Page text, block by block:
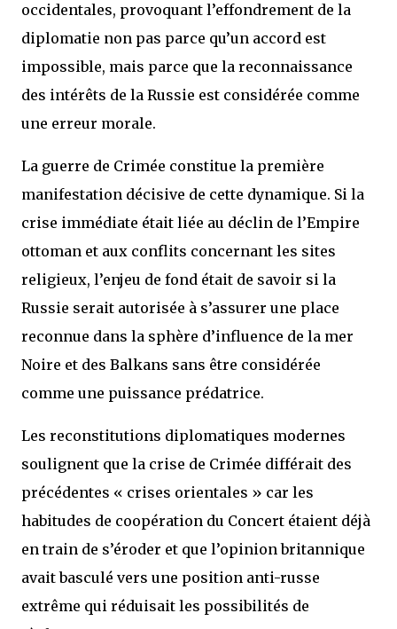
occidentales, provoquant l’effondrement de la
diplomatie non pas parce qu’un accord est
impossible, mais parce que la reconnaissance
des intérêts de la Russie est considérée comme
une erreur morale.
La guerre de Crimée constitue la première
manifestation décisive de cette dynamique. Si la
crise immédiate était liée au déclin de l’Empire
ottoman et aux conflits concernant les sites
religieux, l’enjeu de fond était de savoir si la
Russie serait autorisée à s’assurer une place
reconnue dans la sphère d’influence de la mer
Noire et des Balkans sans être considérée
comme une puissance prédatrice.
Les reconstitutions diplomatiques modernes
soulignent que la crise de Crimée différait des
précédentes « crises orientales » car les
habitudes de coopération du Concert étaient déjà
en train de s’éroder et que l’opinion britannique
avait basculé vers une position anti-russe
extrême qui réduisait les possibilités de